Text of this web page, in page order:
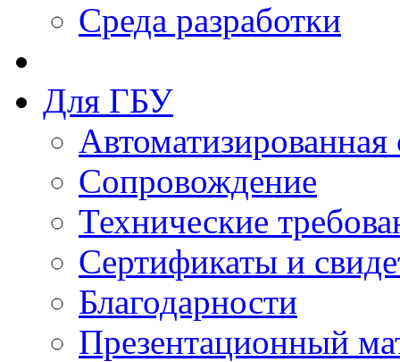
Среда разработки
Для ГБУ
Сопровождение
Технические
Сертификаты и
Благодарности
Презентационный